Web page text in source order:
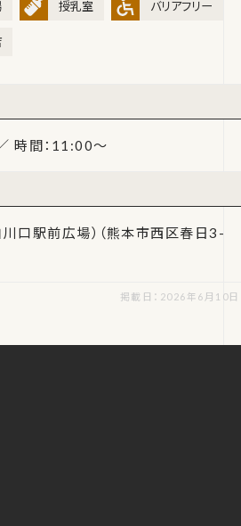
授乳室 バリアフリー
時間：11:00～
川口駅前広場）（熊本市西区春日3-
掲載日：2026年6月10日